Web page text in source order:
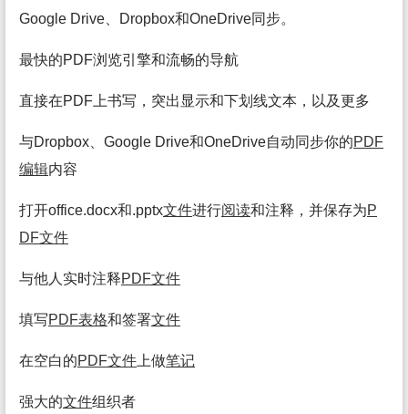
Google Drive、Dropbox和OneDrive同步。
最快的PDF浏览引擎和流畅的导航
直接在PDF上书写，突出显示和下划线文本，以及更多
与Dropbox、Google Drive和OneDrive自动同步你的PDF
编辑内容
打开office.docx和.pptx文件进行阅读和注释，并保存为P
DF文件
与他人实时注释PDF文件
填写PDF表格和签署文件
在空白的PDF文件 上做笔记
强大的文件组织者